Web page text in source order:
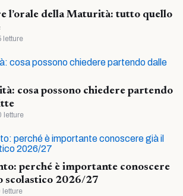
l’orale della Maturità: tutto quello
letture
cosa possono chiedere partendo
letture
perché è importante conoscere
scolastico 2026/27
letture